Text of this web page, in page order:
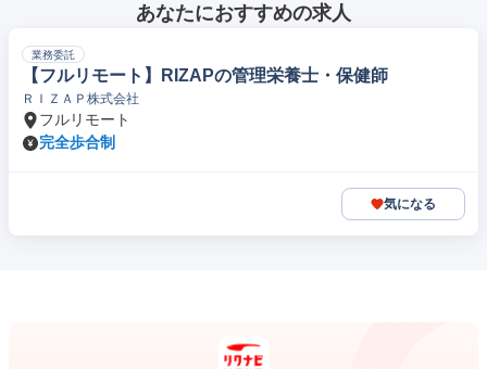
あなたにおすすめの求人
業務委託
【フルリモート】RIZAPの管理栄養士・保健師
ＲＩＺＡＰ株式会社
フルリモート
完全歩合制
気になる